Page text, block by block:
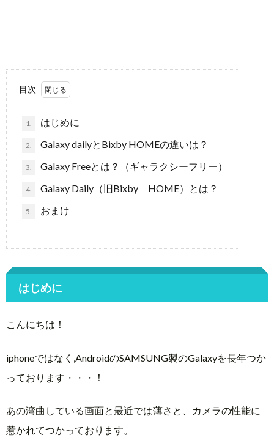
目次
1. はじめに
2. Galaxy dailyとBixby HOMEの違いは？
3. Galaxy Freeとは？（ギャラクシーフリー）
4. Galaxy Daily（旧Bixby HOME）とは？
5. おまけ
はじめに
こんにちは！
iphoneではなく,AndroidのSAMSUNG製のGalaxyを長年つか
っております・・・！
あの湾曲している画面と最近では薄さと、カメラの性能に
惹かれてつかっております。